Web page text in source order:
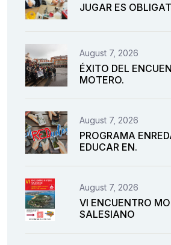
JUGAR ES
August 7, 2026
ÉXITO DEL
MOTERO.
August 7, 2026
PROGRAMA
EDUCAR EN.
August 7, 2026
VI ENCUENTRO
SALESIANO